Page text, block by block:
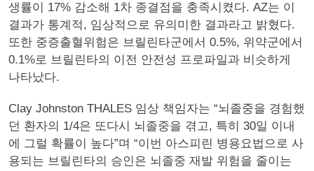
생률이 17% 감소해 1차 종결점을 충족시켰다. AZ는 이
결과가 통계적, 임상적으로 유의미한 결과라고 밝혔다.
또한 중증출혈위험은 브릴린타군에서 0.5%, 위약군에서
0.1%로 브릴린타의 이전 안전성 프로파일과 비슷하게
나타났다.
Clay Johnston THALES 임상 책임자는 “뇌졸중을 경험했
던 환자의 1/4은 또다시 뇌졸중을 겪고, 특히 30일 이내
에 그럴 확률이 높다”며 “이번 아스피린 병용요법으로 사
용되는 브릴린타의 승인은 뇌졸중 재발 위험을 줄이는